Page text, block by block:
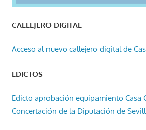
CALLEJERO DIGITAL
Acceso al nuevo callejero digital de
EDICTOS
Edicto aprobación equipamiento Casa
Concertación de la Diputación de